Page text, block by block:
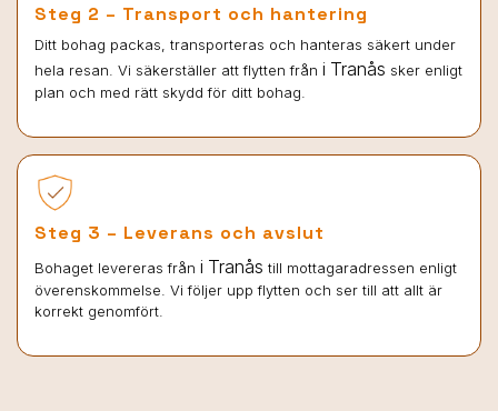
Steg 2 – Transport och hantering
Ditt bohag packas, transporteras och hanteras säkert under
hela resan. Vi säkerställer att flytten från i Tranås sker enligt
plan och med rätt skydd för ditt bohag.
Steg 3 – Leverans och avslut
Bohaget levereras från i Tranås till mottagaradressen enligt
överenskommelse. Vi följer upp flytten och ser till att allt är
korrekt genomfört.